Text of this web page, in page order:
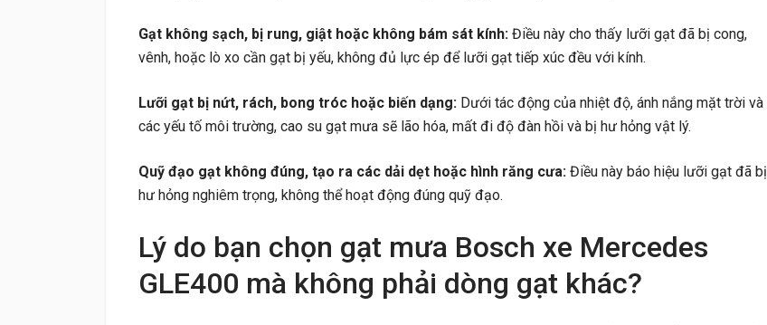
Gạt không sạch, bị rung, giật hoặc không bám sát kính: Điều này cho thấy lưỡi gạt đã bị cong,
vênh, hoặc lò xo cần gạt bị yếu, không đủ lực ép để lưỡi gạt tiếp xúc đều với kính.
Lưỡi gạt bị nứt, rách, bong tróc hoặc biến dạng: Dưới tác động của nhiệt độ, ánh nắng mặt trời và
các yếu tố môi trường, cao su gạt mưa sẽ lão hóa, mất đi độ đàn hồi và bị hư hỏng vật lý.
Quỹ đạo gạt không đúng, tạo ra các dải dẹt hoặc hình răng cưa: Điều này báo hiệu lưỡi gạt đã bị
hư hỏng nghiêm trọng, không thể hoạt động đúng quỹ đạo.
Lý do bạn chọn gạt mưa Bosch xe Mercedes
GLE400 mà không phải dòng gạt khác?